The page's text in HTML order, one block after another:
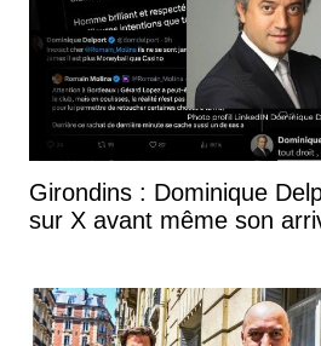
Girondins : Dominique
sur X avant même son